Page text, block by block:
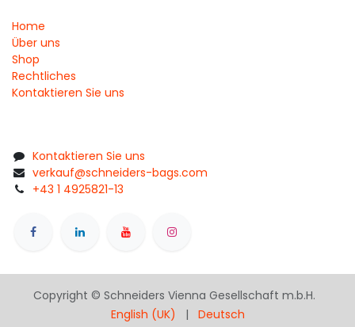
Home
Über uns
Shop
Rechtliches
Kontaktieren Sie uns
Kontaktieren Sie uns
verkauf@schneiders-bags.com
+43 1 4925821-13
Copyright © Schneiders Vienna Gesellschaft m.b.H.
English (UK)
| Deutsch